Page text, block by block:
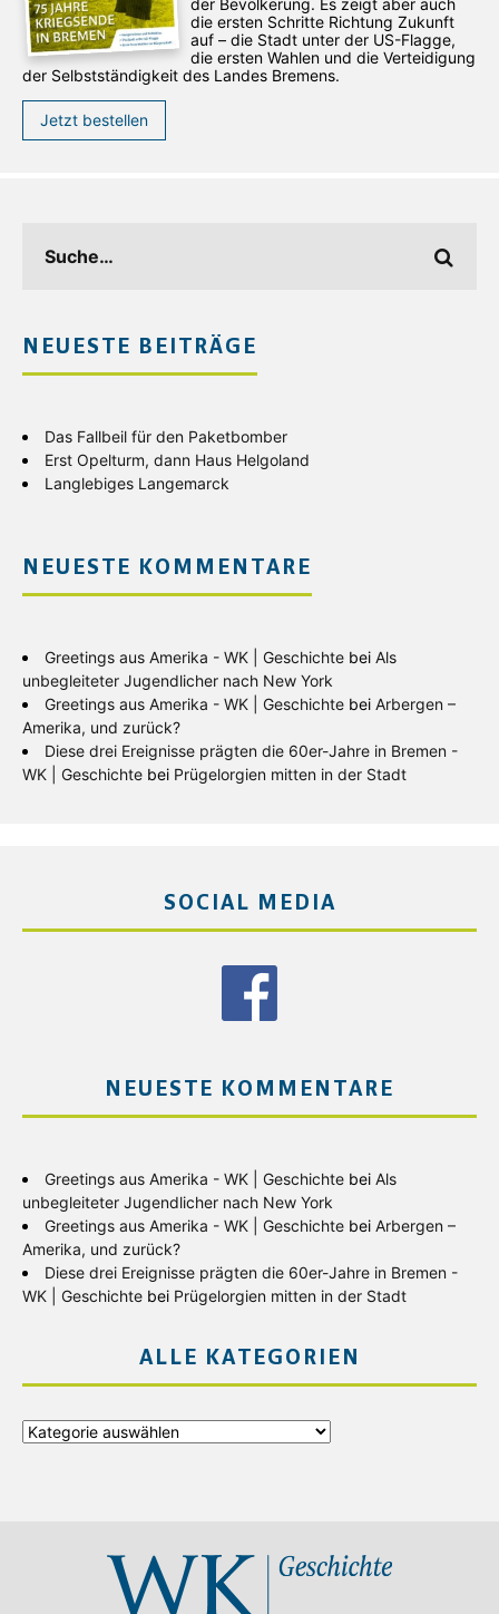
der Bevölkerung. Es zeigt aber auch
die ersten Schritte Richtung Zukunft
auf – die Stadt unter der US-Flagge,
die ersten Wahlen und die Verteidigung
der Selbstständigkeit des Landes Bremens.
Jetzt bestellen
NEUESTE BEITRÄGE
Das Fallbeil für den Paketbomber
Erst Opelturm, dann Haus Helgoland
Langlebiges Langemarck
NEUESTE KOMMENTARE
Greetings aus Amerika - WK | Geschichte bei Als
unbegleiteter Jugendlicher nach New York
Greetings aus Amerika - WK | Geschichte bei Arbergen –
Amerika, und zurück?
Diese drei Ereignisse prägten die 60er-Jahre in Bremen -
WK | Geschichte bei Prügelorgien mitten in der Stadt
SOCIAL MEDIA
NEUESTE KOMMENTARE
Greetings aus Amerika - WK | Geschichte bei Als
unbegleiteter Jugendlicher nach New York
Greetings aus Amerika - WK | Geschichte bei Arbergen –
Amerika, und zurück?
Diese drei Ereignisse prägten die 60er-Jahre in Bremen -
WK | Geschichte bei Prügelorgien mitten in der Stadt
ALLE KATEGORIEN
Alle